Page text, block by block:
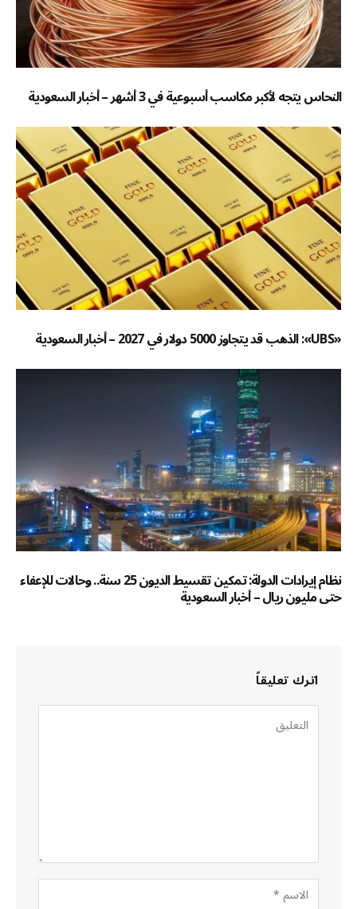
النحاس يتجه لأكبر مكاسب أسبوعية في 3 أشهر – أخبار السعودية
«UBS»: الذهب قد يتجاوز 5000 دولار في 2027 – أخبار السعودية
نظام إيرادات الدولة: تمكين تقسيط الديون 25 سنة.. وحالات للإعفاء
حتى مليون ريال – أخبار السعودية
اترك تعليقاً